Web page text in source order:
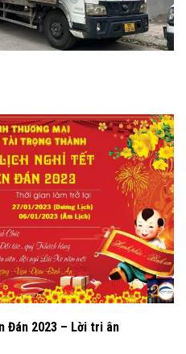
Đán 2023 – Lời tri ân